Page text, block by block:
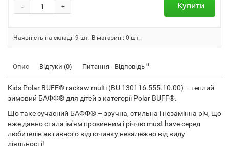
+
- Купити
Наявність на складі: 9 шт. В магазині: 0 шт.
Опис Відгуки (0) Питання - Відповідь 0
Kids Polar BUFF® rackaw multi (BU 130116.555.10.00) – теплий
зимовий БАФФ® для дітей з категорії Polar BUFF®.
Що таке сучасний БАФФ® – зручна, стильна і незамінна річ, що
вже давно стала ім'ям прозивним і річчю must have серед
любителів активного відпочинку незалежно від виду
діяльності!